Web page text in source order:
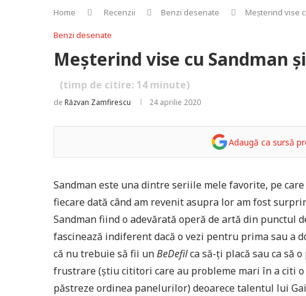
Home Recenzii Benzi desenate Meșterind vise
Benzi desenate
Meșterind vise cu Sandman
(timp de citire: 14minute)
de Răzvan Zamfirescu 24 aprilie 2020
Adaugă ca sursă
Sandman este una dintre seriile mele favorite, pe
fiecare dată când am revenit asupra lor am fost
Sandman fiind o adevărată operă de artă din punctul
fascinează indiferent dacă o vezi pentru prima sau a
că nu trebuie să fii unBeDefilca să-ți placă sau ca să
frustrare (știu cititori care au probleme mari în a citi o
păstreze ordinea panelurilor) deoarece talentul lui